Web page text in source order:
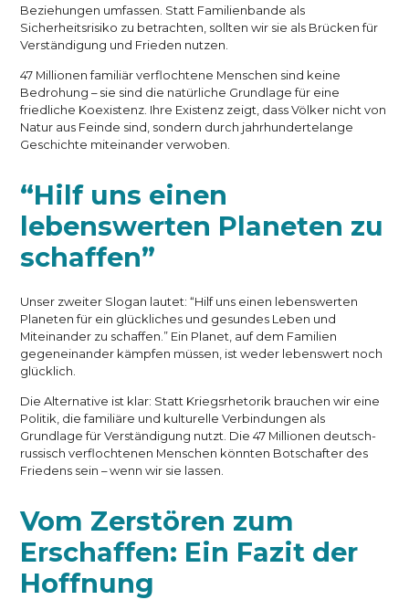
Beziehungen umfassen. Statt Familienbande als
Sicherheitsrisiko zu betrachten, sollten wir sie als Brücken für
Verständigung und Frieden nutzen.
47 Millionen familiär verflochtene Menschen sind keine
Bedrohung – sie sind die natürliche Grundlage für eine
friedliche Koexistenz. Ihre Existenz zeigt, dass Völker nicht von
Natur aus Feinde sind, sondern durch jahrhundertelange
Geschichte miteinander verwoben.
“Hilf uns einen
lebenswerten Planeten zu
schaffen”
Unser zweiter Slogan lautet: “Hilf uns einen lebenswerten
Planeten für ein glückliches und gesundes Leben und
Miteinander zu schaffen.” Ein Planet, auf dem Familien
gegeneinander kämpfen müssen, ist weder lebenswert noch
glücklich.
Die Alternative ist klar: Statt Kriegsrhetorik brauchen wir eine
Politik, die familiäre und kulturelle Verbindungen als
Grundlage für Verständigung nutzt. Die 47 Millionen deutsch-
russisch verflochtenen Menschen könnten Botschafter des
Friedens sein – wenn wir sie lassen.
Vom Zerstören zum
Erschaffen: Ein Fazit der
Hoffnung